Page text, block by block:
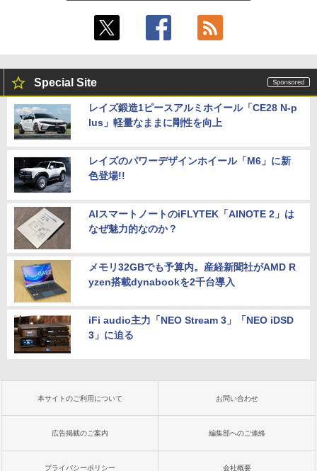
Special Site
レイズ鍛造1ピースアルミホイール「CE28 N-p
lus」軽量なままに剛性を向上
レイズのパワーデザインホイール「M6」に新
色登場!!
AIスマートノートのiFLYTEK「AINOTE 2」は
なぜ魅力的なのか？
メモリ32GBでも予算内。産経新聞社がAMD R
yzen搭載dynabookを2千台導入
iFi audio主力「NEO Stream 3」「NEO iDSD
3」に迫る
本サイトのご利用について お問い合わせ
広告掲載のご案内 編集部へのご連絡
プライバシーポリシー 会社概要